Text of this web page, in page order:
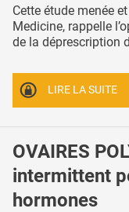
Cette étude menée
Medicine, rappelle
de la déprescription
LIRE LA SUITE
OVAIRES
intermittent
hormones